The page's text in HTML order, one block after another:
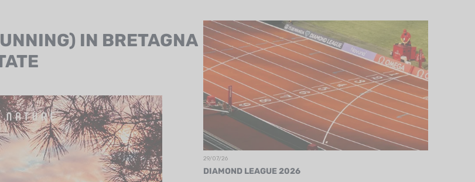
IN BRETAGNA
29/07/26
DIAMOND LEAGUE 2026